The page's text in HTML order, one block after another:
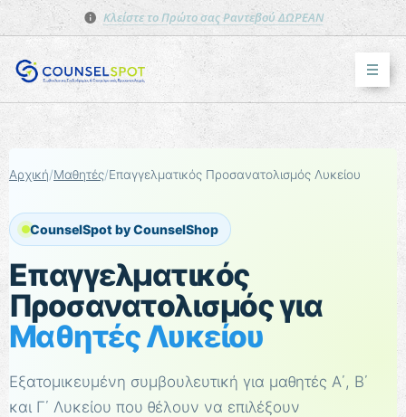
Κλείστε το Πρώτο σας Ραντεβού ΔΩΡΕΑΝ
Μετάβαση στο κύριο περιεχόμενο
Αρχική Μαθητές Επαγγελματικός Προσανατολισμός Λυκείου
CounselSpot by CounselShop
Επαγγελματικός
Προσανατολισμός για
Μαθητές Λυκείου
Εξατομικευμένη συμβουλευτική για μαθητές Α΄, Β΄
και Γ΄ Λυκείου που θέλουν να επιλέξουν